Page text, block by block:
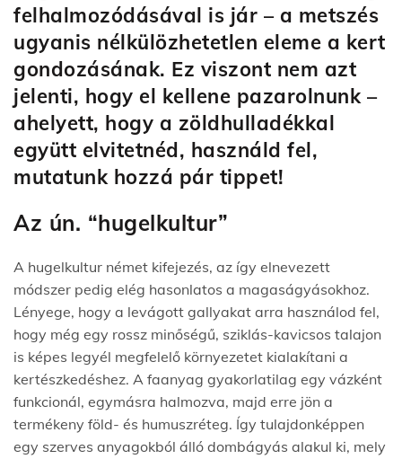
felhalmozódásával is jár – a metszés
ugyanis nélkülözhetetlen eleme a kert
gondozásának. Ez viszont nem azt
jelenti, hogy el kellene pazarolnunk –
ahelyett, hogy a zöldhulladékkal
együtt elvitetnéd, használd fel,
mutatunk hozzá pár tippet!
Az ún. “hugelkultur”
A hugelkultur német kifejezés, az így elnevezett
módszer pedig elég hasonlatos a magaságyásokhoz.
Lényege, hogy a levágott gallyakat arra használod fel,
hogy még egy rossz minőségű, sziklás-kavicsos talajon
is képes legyél megfelelő környezetet kialakítani a
kertészkedéshez. A faanyag gyakorlatilag egy vázként
funkcionál, egymásra halmozva, majd erre jön a
termékeny föld- és humuszréteg. Így tulajdonképpen
egy szerves anyagokból álló dombágyás alakul ki, mely